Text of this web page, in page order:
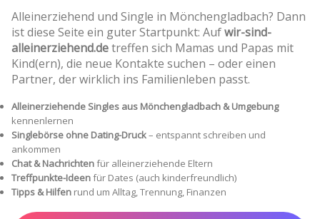
Alleinerziehend und Single in Mönchengladbach? Dann
ist diese Seite ein guter Startpunkt: Aufwir-sind-
alleinerziehend.detreffen sich Mamas und Papas mit
Kind(ern), die neue Kontakte suchen – oder einen
Partner, der wirklich ins Familienleben passt.
Alleinerziehende Singles aus Mönchengladbach & Umgebung
kennenlernen
Singlebörse ohne Dating-Druck– entspannt schreiben und
ankommen
Chat & Nachrichtenfür alleinerziehende Eltern
Treffpunkte-Ideenfür Dates (auch kinderfreundlich)
Tipps & Hilfen rund um Alltag, Trennung, Finanzen